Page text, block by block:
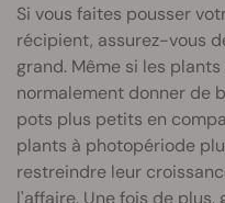
Si vous faites pousser
récipient, assurez-vous
grand. Même si les
normalement donner de
pots plus petits en
plants à photopériode
restreindre leur